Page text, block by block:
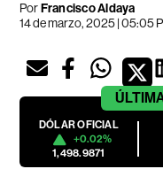
PorFrancisco Aldaya
14 de marzo, 2025 | 05:05
DÓLAR OFICIAL
+0.02%
1,498.9871